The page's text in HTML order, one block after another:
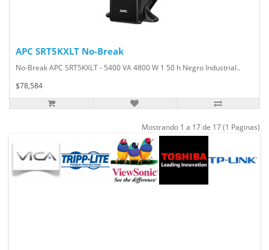
APC SRT5KXLT No-Break
No-Break APC SRT5KXLT - 5400 VA 4800 W 1 50 h Negro Industrial..
$78,584
Mostrando 1 a 17 de 17 (1 Paginas)